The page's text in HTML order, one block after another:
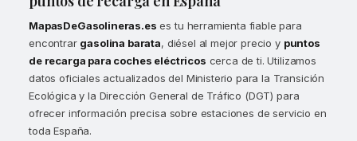
MapasDeGasolineras.es es tu herramienta fiable para
encontrar gasolina barata, diésel al mejor precio y puntos
de recarga para coches eléctricos cerca de ti. Utilizamos
datos oficiales actualizados del Ministerio para la Transición
Ecológica y la Dirección General de Tráfico (DGT) para
ofrecer información precisa sobre estaciones de servicio en
toda España.